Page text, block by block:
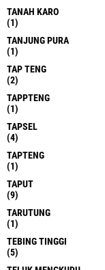
TANAH KARO
(1)
TANJUNG PURA
(1)
TAP TENG
(2)
TAPPTENG
(1)
TAPSEL
(4)
TAPTENG
(1)
TAPUT
(9)
TARUTUNG
(1)
TEBING TINGGI
(5)